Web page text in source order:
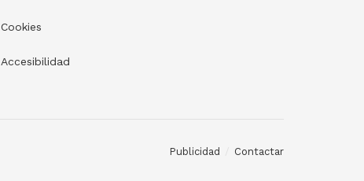
Cookies
Accesibilidad
Publicidad Contactar